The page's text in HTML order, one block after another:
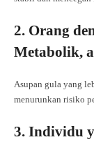
2. Orang
Metabolik,
Asupan gula yang
menurunkan risiko
3. Individu